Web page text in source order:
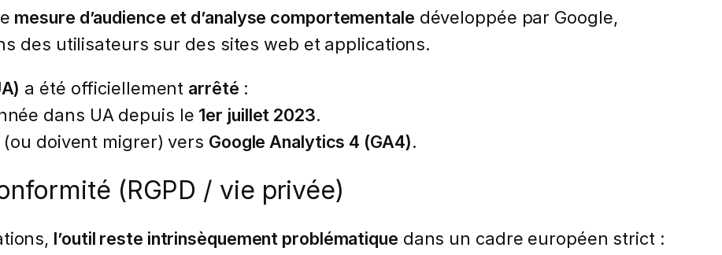
mesure d’audience et d’analyse comportementale développée par Google,
des utilisateurs sur des sites web et applications.
a été officiellement arrêté :
dans UA depuis le 1er juillet 2023.
doivent migrer) vers Google Analytics 4 (GA4).
(RGPD / vie privée)
l’outil reste intrinsèquement problématique dans un cadre européen strict :